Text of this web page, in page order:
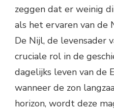
zeggen dat er weinig
als het ervaren van de
De Nijl, de levensader
cruciale rol in de
dagelijks leven van de
wanneer de zon
horizon, wordt deze